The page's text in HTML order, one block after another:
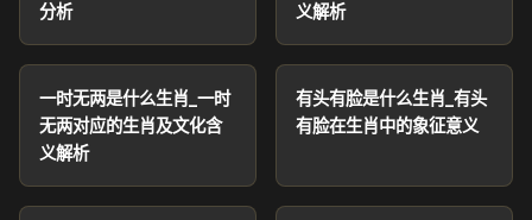
分析
义解析
一时无两是什么生肖_一时
无两对应的生肖及文化含
义解析
有头有脸是什么生肖_有头
有脸在生肖中的象征意义